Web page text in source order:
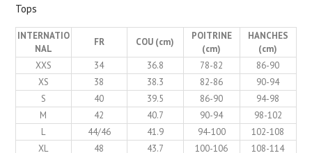
Tops
INTERNATIO
NAL
FR COU (cm)
POITRINE
(cm)
HANCHES
(cm)
XXS
34 36.8 78-82
86-90
XS
38 38.3 82-86
90-94
S
40 39.5 86-90
94-98
M
42 40.7 90-94
98-102
L
44/46 41.9 94-100
102-108
XL
48 43.7 100-106 108-114